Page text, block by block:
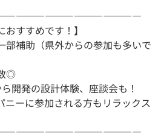
おすすめです！】
部補助（県外からの参加も多いで
◎
開発の設計体験、座談会も！
ニーに参加される方もリラックス